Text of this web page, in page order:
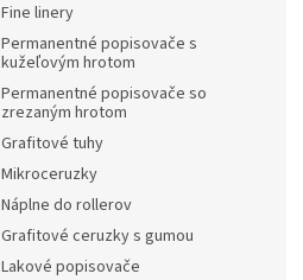
Fine linery
Permanentné popisovače s
kužeľovým hrotom
Permanentné popisovače so
zrezaným hrotom
Grafitové tuhy
Mikroceruzky
Náplne do rollerov
Grafitové ceruzky s gumou
Lakové popisovače